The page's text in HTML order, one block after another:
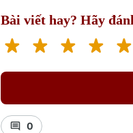
Bài viết hay? Hãy
0